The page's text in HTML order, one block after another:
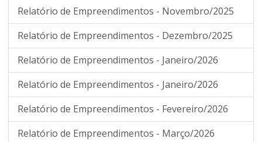
Relatório de Empreendimentos - Novembro/2025
Relatório de Empreendimentos - Dezembro/2025
Relatório de Empreendimentos - Janeiro/2026
Relatório de Empreendimentos - Janeiro/2026
Relatório de Empreendimentos - Fevereiro/2026
Relatório de Empreendimentos - Março/2026